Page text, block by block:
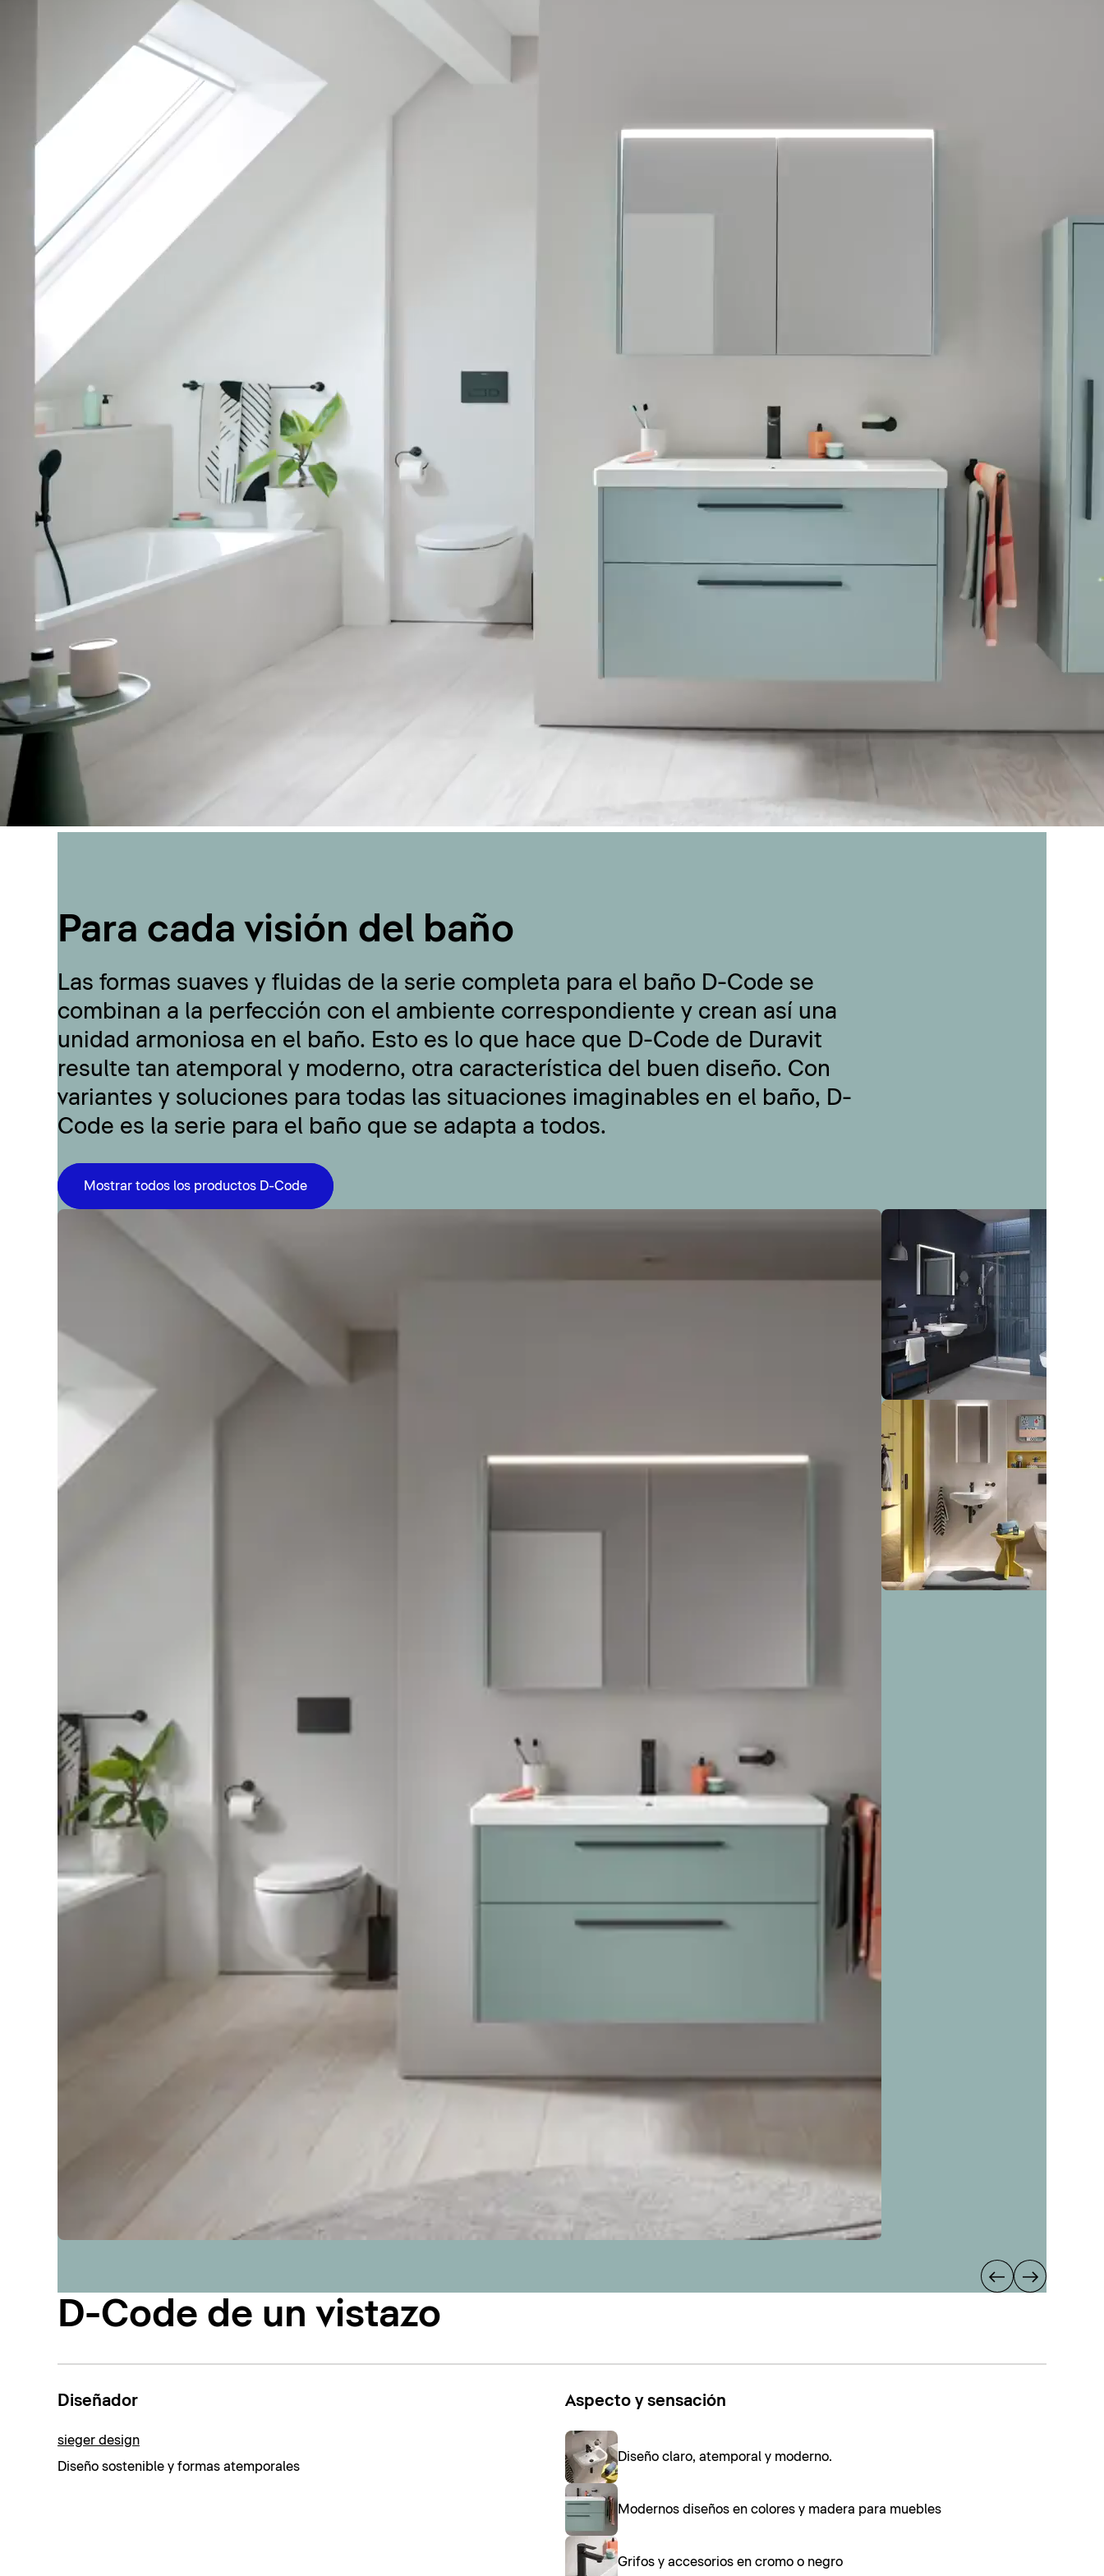
Para cada visión del baño
Las formas suaves y fluidas de la serie completa para el baño D-Code se
combinan a la perfección con el ambiente correspondiente y crean así una
unidad armoniosa en el baño. Esto es lo que hace que D-Code de Duravit
resulte tan atemporal y moderno, otra característica del buen diseño. Con
variantes y soluciones para todas las situaciones imaginables en el baño, D-
Code es la serie para el baño que se adapta a todos.
Mostrar todos los productos D-Code
D-Code de un vistazo
Diseñador
sieger design
Diseño sostenible y formas atemporales
Aspecto y sensación
Diseño claro, atemporal y moderno.
Modernos diseños en colores y madera para muebles
Grifos y accesorios en cromo o negro